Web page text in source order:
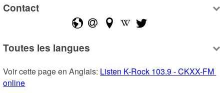
Contact
Toutes les langues
Voir cette page en Anglais: Listen K-Rock 103.9 - CKXX-FM
online